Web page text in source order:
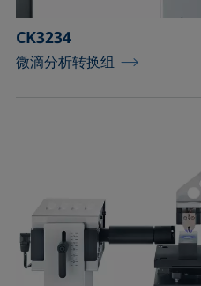
CK3234
微滴分析转换组